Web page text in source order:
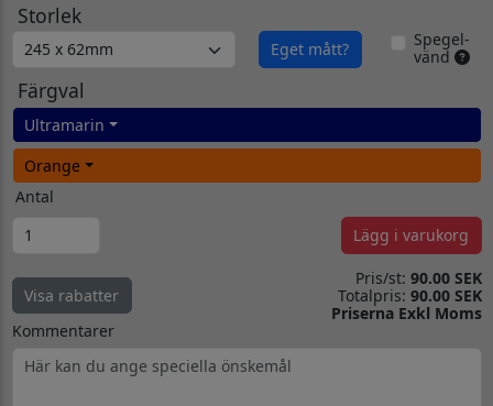
Storlek
Eget mått?
Spegel-
vänd
Färgval
Ultramarin
Orange
Antal
Lägg i varukorg
Visa rabatter
Pris/st: 90.00 SEK
Totalpris: 90.00 SEK
Priserna Exkl Moms
Kommentarer